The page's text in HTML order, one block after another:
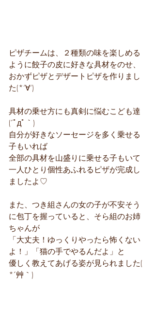
ピザチームは、２種類の味を楽しめる
ように餃子の皮に好きな具材をのせ、
おかずピザとデザートピザを作りまし
た(*‘∀‘)
具材の乗せ方にも真剣に悩むこども達
(´ﾟдﾟ｀)
自分が好きなソーセージを多く乗せる
子もいれば
全部の具材を山盛りに乗せる子もいて
一人ひとり個性あふれるピザが完成し
ましたよ♡
また、つき組さんの女の子が不安そう
に包丁を握っていると、そら組のお姉
ちゃんが
「大丈夫！ゆっくりやったら怖くない
よ！」「猫の手でやるんだよ」と
優しく教えてあげる姿が見られました(
*´艸｀)